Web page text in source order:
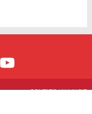
CONTATO/ANUNCIE